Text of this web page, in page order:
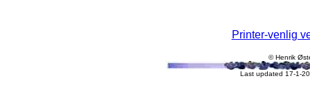
Printer-venlig
© Henrik
Last updated 17-1-